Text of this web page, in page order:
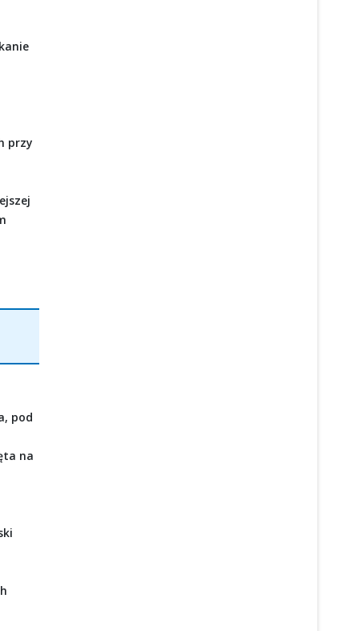
przy
pod
na